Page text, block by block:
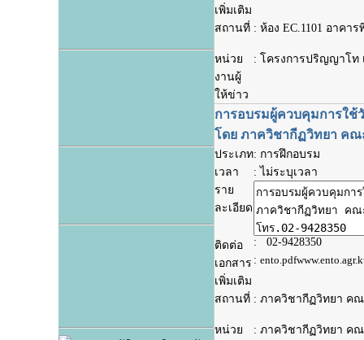
เพิ่มเติม
สถานที่ : ห้อง EC.1101 อาคา
หน่วย
งานผู้
ให้ข่าว
: โครงการปริญญาโท
การอบรมผู้ควบคุมการใช้
โดย ภาควิชากีฏวิทยา คณ
ประเภท: การฝึกอบรม
เวลา
: ไม่ระบุเวลา
ราย
ละเอียด
ติดต่อ
: 02-9428350
เอกสาร
เพิ่มเติม
: ento.pdf
สถานที่ : ภาควิชากีฏวิทยา คณ
หน่วย
: ภาควิชากีฏวิทยา คณ